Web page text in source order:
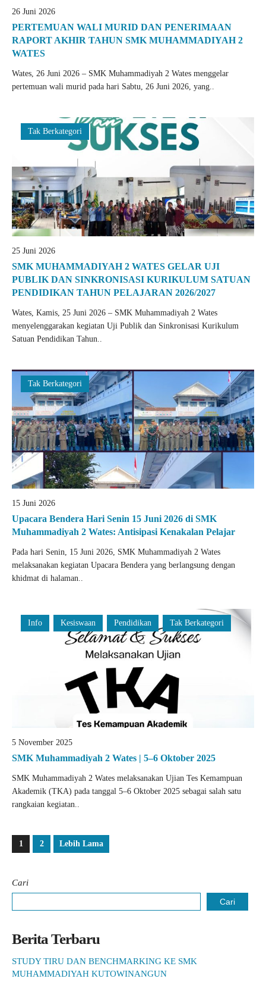
26 Juni 2026
PERTEMUAN WALI MURID DAN PENERIMAAN
RAPORT AKHIR TAHUN SMK MUHAMMADIYAH 2
WATES
Wates, 26 Juni 2026 – SMK Muhammadiyah 2 Wates menggelar
pertemuan wali murid pada hari Sabtu, 26 Juni 2026, yang..
Tak Berkategori
25 Juni 2026
SMK MUHAMMADIYAH 2 WATES GELAR UJI
PUBLIK DAN SINKRONISASI KURIKULUM SATUAN
PENDIDIKAN TAHUN PELAJARAN 2026/2027
Wates, Kamis, 25 Juni 2026 – SMK Muhammadiyah 2 Wates
menyelenggarakan kegiatan Uji Publik dan Sinkronisasi Kurikulum
Satuan Pendidikan Tahun..
Tak Berkategori
15 Juni 2026
Upacara Bendera Hari Senin 15 Juni 2026 di SMK
Muhammadiyah 2 Wates: Antisipasi Kenakalan Pelajar
Pada hari Senin, 15 Juni 2026, SMK Muhammadiyah 2 Wates
melaksanakan kegiatan Upacara Bendera yang berlangsung dengan
khidmat di halaman..
Info Kesiswaan Pendidikan Tak Berkategori
5 November 2025
SMK Muhammadiyah 2 Wates | 5–6 Oktober 2025
SMK Muhammadiyah 2 Wates melaksanakan Ujian Tes Kemampuan
Akademik (TKA) pada tanggal 5–6 Oktober 2025 sebagai salah satu
rangkaian kegiatan..
1 2 Lebih Lama
Cari
Cari
Berita Terbaru
STUDY TIRU DAN BENCHMARKING KE SMK
MUHAMMADIYAH KUTOWINANGUN